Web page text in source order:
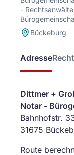
-
Bückeburg
Adresse
Dittmer +
Notar -
Bahnhofstr. 33
31675
Route